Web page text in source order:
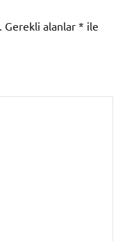
Gerekli alanlar * ile